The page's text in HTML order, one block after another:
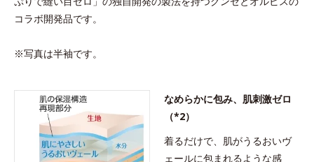
コラボ開発品です。
※写真は半袖です。
なめらかに包み、肌刺激ゼロ
（*2）
着るだけで、肌がうるおいヴ
ェールに包まれるような感